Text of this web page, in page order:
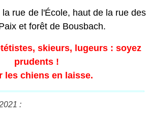
la rue de l'École, haut de la rue des
et forêt de Bousbach.
skieurs, lugeurs : soyez
prudents !
les chiens en laisse.
: